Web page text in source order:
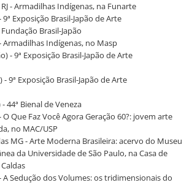
- Armadilhas Indígenas, na Funarte
9ª Exposição Brasil-Japão de Arte
Brasil-Japão
Armadilhas Indígenas, no Masp
- 9ª Exposição Brasil-Japão de Arte
- 9ª Exposição Brasil-Japão de Arte
44ª Bienal de Veneza
O Que Faz Você Agora Geração 60?: jovem arte
no MAC/USP
MG - Arte Moderna Brasileira: acervo do Museu
da Universidade de São Paulo, na Casa de
A Sedução dos Volumes: os tridimensionais do